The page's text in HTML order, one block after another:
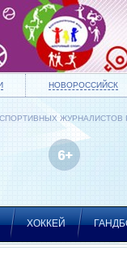
НОВОРОССИЙСК
ЖУРНАЛИСТОВ
ХОККЕЙ